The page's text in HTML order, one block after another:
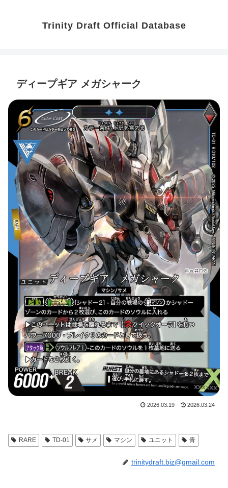
Trinity Draft Official Database
ディープギア メガシャーク
2026.03.19 2026.03.24
RARE TD-01 サメ マシン ユニット 青
trinitydraft.biz@gmail.com